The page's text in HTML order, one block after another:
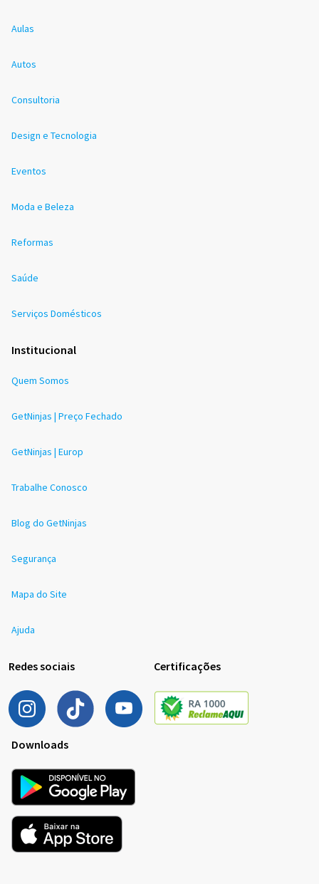
Aulas
Autos
Consultoria
Design e Tecnologia
Eventos
Moda e Beleza
Reformas
Saúde
Serviços Domésticos
Institucional
Quem Somos
GetNinjas | Preço Fechado
GetNinjas | Europ
Trabalhe Conosco
Blog do GetNinjas
Segurança
Mapa do Site
Ajuda
Redes sociais Certificações
Downloads